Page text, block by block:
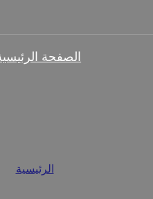
الصفحة
الرئيسية